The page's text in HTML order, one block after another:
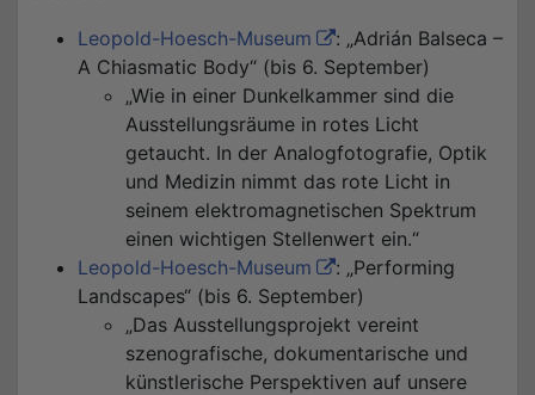
Leopold-Hoesch-Museum
: „Adrián Balseca –
A Chiasmatic Body“ (bis 6. September)
„Wie in einer Dunkelkammer sind die
Ausstellungsräume in rotes Licht
getaucht. In der Analogfotografie, Optik
und Medizin nimmt das rote Licht in
seinem elektromagnetischen Spektrum
einen wichtigen Stellenwert ein.“
Leopold-Hoesch-Museum
: „Performing
Landscapes“ (bis 6. September)
„Das Ausstellungsprojekt vereint
szenografische, dokumentarische und
künstlerische Perspektiven auf unsere